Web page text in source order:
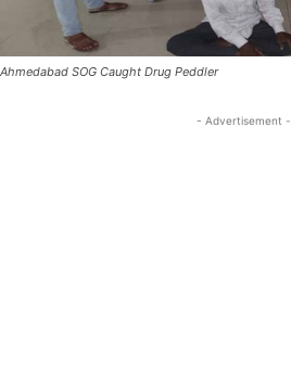
Ahmedabad SOG Caught Drug Peddler
- Advertisement -